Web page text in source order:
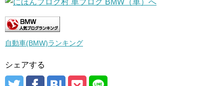
自動車(BMW)ランキング
シェアする